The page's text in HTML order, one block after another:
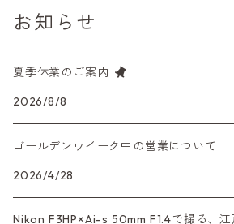
M42単焦点レンズ
PEN F、FT
Konica（コニカ）
C35シリーズ
HEXAR
Leica（ライカ）
バルナック
HASSELBLAD（ハッセルブラッド）
Rollei（ローライ）
中判カメラ
大判カメラ
デジタルカメラ
S（ニコン）
FD（キヤノン）
EF（キヤノン）
OM（オリンパス）
滅多にお目にかかれない激レア商品！
プレゼント、贈答用にも！
お知らせ
夏季休業のご案内
2026/8/8
ゴールデンウイーク中の営業について
2026/4/28
Nikon F3HP×Ai-s 50mm F1.4で撮る、江